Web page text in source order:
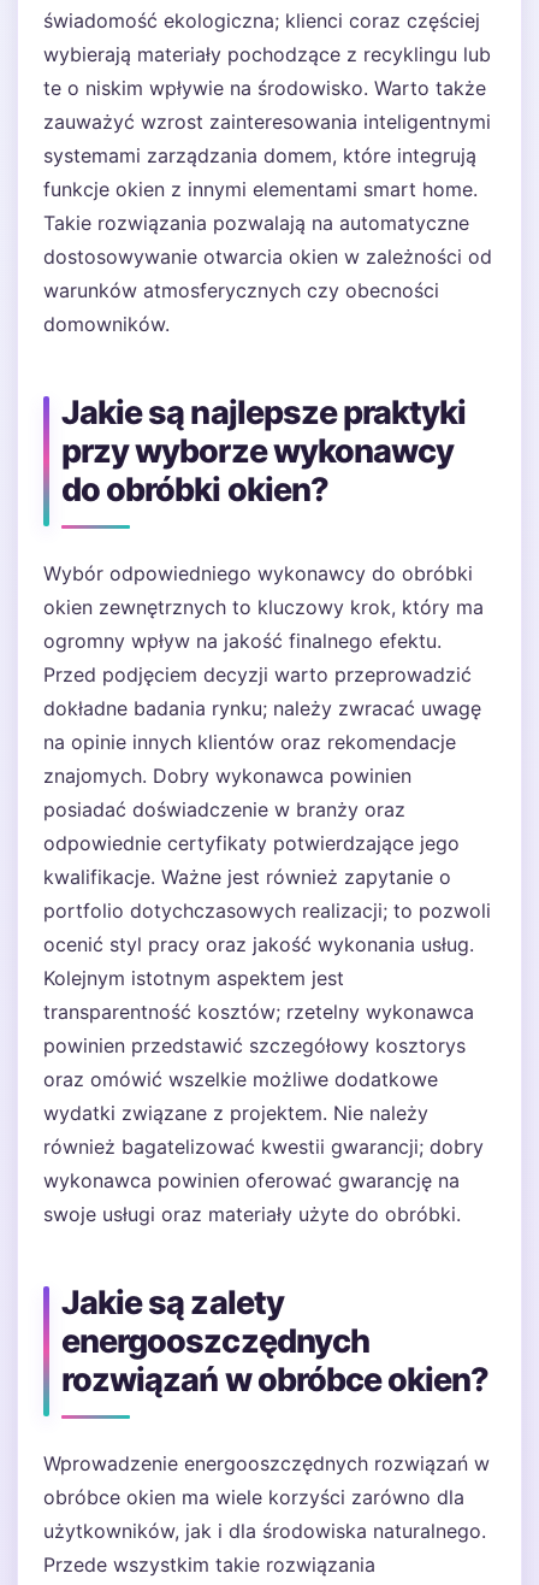
świadomość ekologiczna; klienci coraz częściej
wybierają materiały pochodzące z recyklingu lub
te o niskim wpływie na środowisko. Warto także
zauważyć wzrost zainteresowania inteligentnymi
systemami zarządzania domem, które integrują
funkcje okien z innymi elementami smart home.
Takie rozwiązania pozwalają na automatyczne
dostosowywanie otwarcia okien w zależności od
warunków atmosferycznych czy obecności
domowników.
Jakie są najlepsze praktyki
przy wyborze wykonawcy
do obróbki okien?
Wybór odpowiedniego wykonawcy do obróbki
okien zewnętrznych to kluczowy krok, który ma
ogromny wpływ na jakość finalnego efektu.
Przed podjęciem decyzji warto przeprowadzić
dokładne badania rynku; należy zwracać uwagę
na opinie innych klientów oraz rekomendacje
znajomych. Dobry wykonawca powinien
posiadać doświadczenie w branży oraz
odpowiednie certyfikaty potwierdzające jego
kwalifikacje. Ważne jest również zapytanie o
portfolio dotychczasowych realizacji; to pozwoli
ocenić styl pracy oraz jakość wykonania usług.
Kolejnym istotnym aspektem jest
transparentność kosztów; rzetelny wykonawca
powinien przedstawić szczegółowy kosztorys
oraz omówić wszelkie możliwe dodatkowe
wydatki związane z projektem. Nie należy
również bagatelizować kwestii gwarancji; dobry
wykonawca powinien oferować gwarancję na
swoje usługi oraz materiały użyte do obróbki.
Jakie są zalety
energooszczędnych
rozwiązań w obróbce okien?
Wprowadzenie energooszczędnych rozwiązań w
obróbce okien ma wiele korzyści zarówno dla
użytkowników, jak i dla środowiska naturalnego.
Przede wszystkim takie rozwiązania